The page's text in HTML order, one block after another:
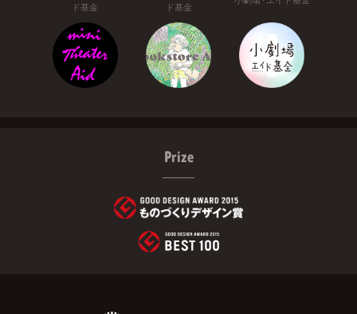
ド基金
ド基金
Prize